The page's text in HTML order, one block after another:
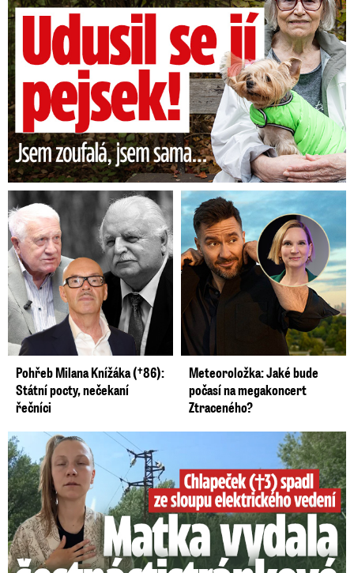
Pohřeb Milana Knížáka (†86):
Státní pocty, nečekaní
řečníci
Meteoroložka: Jaké bude
počasí na megakoncert
Ztraceného?
Smrtelný pád chlapce: Matka vydala vyjádření na 16 stran